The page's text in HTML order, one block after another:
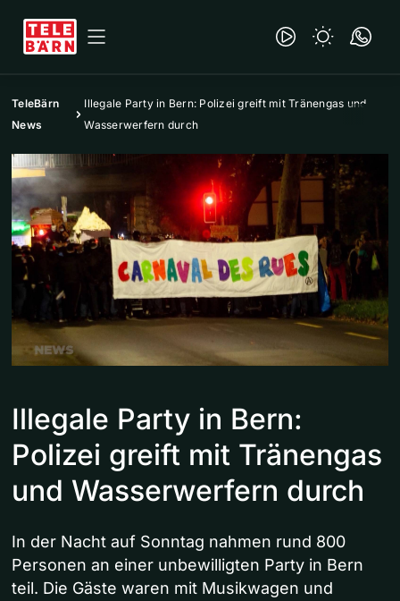
TeleBärn
News
Illegale Party in Bern: Polizei greift mit Tränengas und
Wasserwerfern durch
Illegale Party in Bern:
Polizei greift mit Tränengas
und Wasserwerfern durch
In der Nacht auf Sonntag nahmen rund 800
Personen an einer unbewilligten Party in Bern
teil. Die Gäste waren mit Musikwagen und